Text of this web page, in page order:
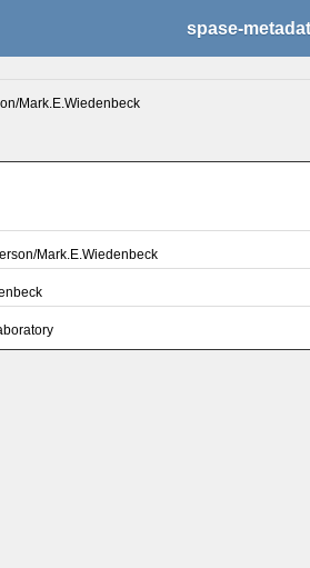
spase-
Mark.E.Wiedenbeck
Mark.E.Wiedenbeck